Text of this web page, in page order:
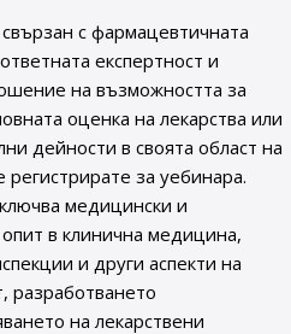
с фармацевтичната
експертност и
на възможността за
оценка на лекарства или
дейности в своята област на
за уебинара.
медицински и
в клинична медицина,
и други аспекти на
разработването
на лекарствени